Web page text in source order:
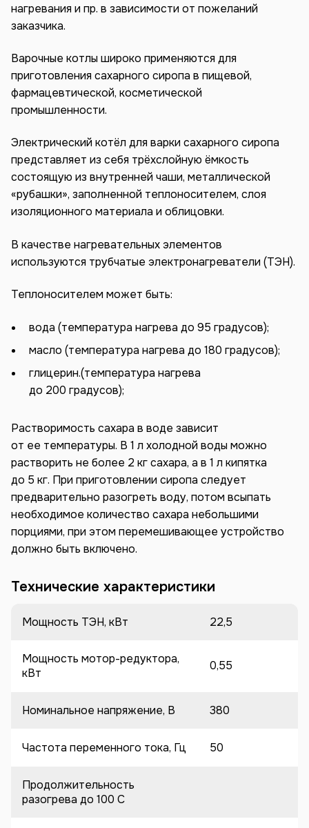
нагревания и пр. в зависимости от пожеланий
заказчика.
Варочные котлы широко применяются для
приготовления сахарного сиропа в пищевой,
фармацевтической, косметической
промышленности.
Электрический котёл для варки сахарного сиропа
представляет из себя трёхслойную ёмкость
состоящую из внутренней чаши, металлической
«рубашки», заполненной теплоносителем, слоя
изоляционного материала и облицовки.
В качестве нагревательных элементов
используются трубчатые электронагреватели (ТЭН).
Теплоносителем может быть:
вода (температура нагрева до 95 градусов);
масло (температура нагрева до 180 градусов);
глицерин.(температура нагрева
до 200 градусов);
Растворимость сахара в воде зависит
от ее температуры. В 1 л холодной воды можно
растворить не более 2 кг сахара, а в 1 л кипятка
до 5 кг. При приготовлении сиропа следует
предварительно разогреть воду, потом всыпать
необходимое количество сахара небольшими
порциями, при этом перемешивающее устройство
должно быть включено.
Технические характеристики
Мощность ТЭН, кВт 22,5
Мощность мотор-редуктора,
кВт
0,55
Номинальное напряжение, В 380
Частота переменного тока, Гц 50
Продолжительность
разогрева до 100 C